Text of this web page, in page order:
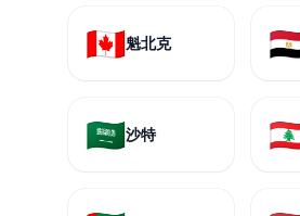
🇨🇦魁北克
🇸🇦沙特